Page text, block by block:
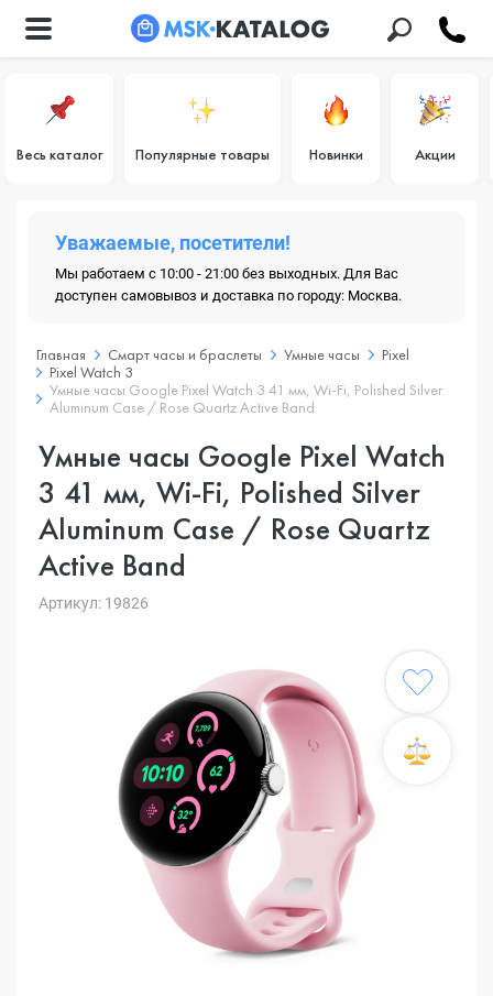
Весь каталог Популярные товары Новинки Акции
Уважаемые, посетители!
Мы работаем с 10:00 - 21:00 без выходных. Для Вас
доступен самовывоз и доставка по городу: Москва.
Главная Смарт часы и браслеты Умные часы
Pixel
Pixel Watch 3
Умные часы Google Pixel Watch 3 41 мм, Wi-Fi, Polished Silver
Aluminum Case / Rose Quartz Active Band
Умные часы Google Pixel Watch
3 41 мм, Wi-Fi, Polished Silver
Aluminum Case / Rose Quartz
Active Band
Артикул: 19826